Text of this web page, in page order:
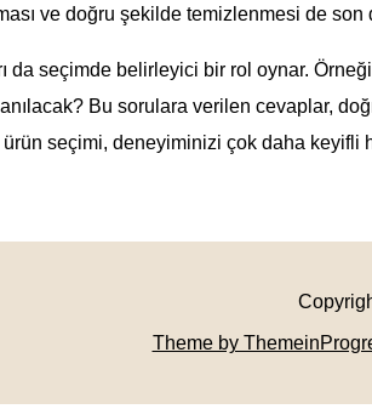
ve doğru şekilde temizlenmesi de
da seçimde belirleyici bir rol oynar.
Bu sorulara verilen cevaplar,
ürün seçimi, deneyiminizi çok daha keyifli
Theme by